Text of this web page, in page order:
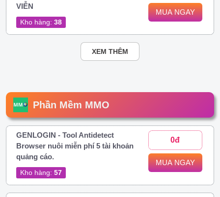
VIỄN
Kho hàng: 38
MUA NGAY
XEM THÊM
Phần Mềm MMO
GENLOGIN - Tool Antidetect
Browser nuôi miễn phí 5 tài khoản
quảng cáo.
Kho hàng: 57
0đ
MUA NGAY